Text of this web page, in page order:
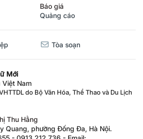
Báo giá
Quảng cáo
Tòa soạn
Mới
Việt Nam
do Bộ Văn Hóa, Thể Thao và Du Lịch
Thu Hằng
Quang, phường Đống Đa, Hà Nội.
- 0913.212.736 - Email: